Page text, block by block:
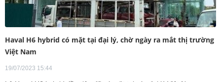
Haval H6 hybrid có mặt tại đại lý, chờ ngày ra mắt thị trường
Việt Nam
19/07/2023 15:44